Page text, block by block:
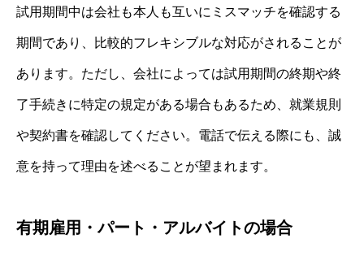
試用期間中は会社も本人も互いにミスマッチを確認する
期間であり、比較的フレキシブルな対応がされることが
あります。ただし、会社によっては試用期間の終期や終
了手続きに特定の規定がある場合もあるため、就業規則
や契約書を確認してください。電話で伝える際にも、誠
意を持って理由を述べることが望まれます。
有期雇用・パート・アルバイトの場合